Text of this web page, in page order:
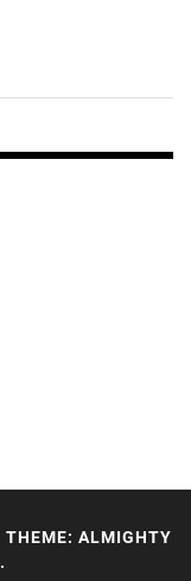
THEME: ALMIGHTY
.